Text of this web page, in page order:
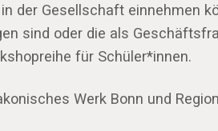
der Gesellschaft
sind oder die als
für Schüler*innen.
Werk Bonn und Region